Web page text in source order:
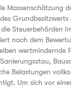
Massenschätzung
Steuerbehörden
nach dem
wertmindernde
Belastungen
Um sich vor